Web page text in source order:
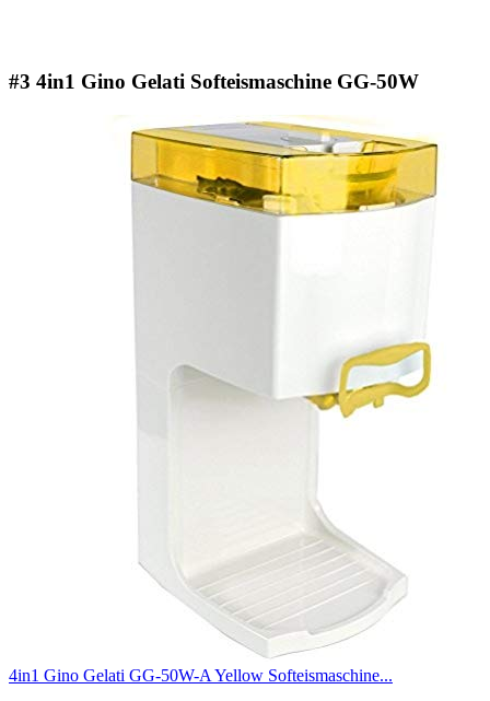
#3 4in1 Gino Gelati Softeismaschine GG-50W
4in1 Gino Gelati GG-50W-A Yellow Softeismaschine...